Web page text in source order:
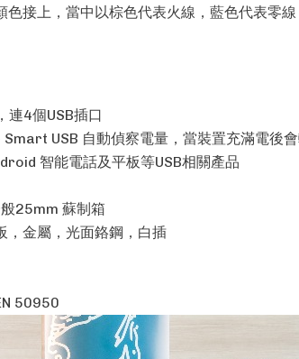
色接上，當中以棕色代表火線，藍色代表零
連4個USB插口
USB 自動偵察電量，當裝置充滿電後
智能電話及平板等USB相關產品
25mm 蘇制箱
，金屬，光面鉻鋼，白插
50950